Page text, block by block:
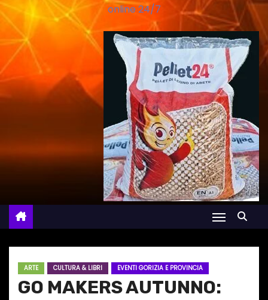
online 24/7
ARTE CULTURA & LIBRI EVENTI GORIZIA E PROVINCIA
GO MAKERS AUTUNNO: